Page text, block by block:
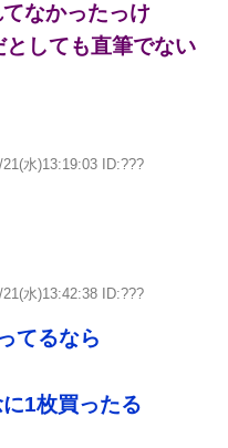
なかったっけ
しても直筆でない
21(水)13:19:03 ID:???
21(水)13:42:38 ID:???
てるなら
1枚買ったる